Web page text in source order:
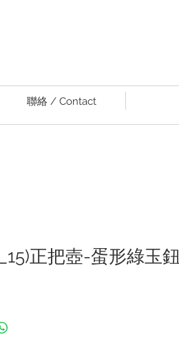
聯絡 / Contact
正把壺-蛋形綠玉鈕